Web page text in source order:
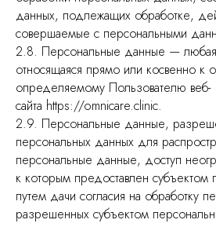
данных, подлежащих обработке,
совершаемые с персональными
2.8. Персональные данные —
относящаяся прямо или косвенно к
определяемому Пользователю веб-
сайта https://omnicare.clinic.
2.9. Персональные данные,
персональных данных для
персональные данные, доступ
к которым предоставлен субъектом
путем дачи согласия на обработку
разрешенных субъектом